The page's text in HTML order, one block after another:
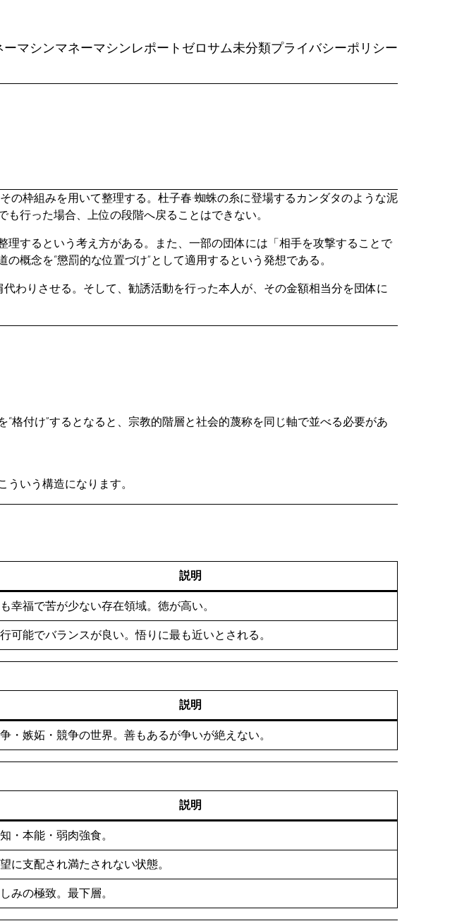
ーマシンマネーマシンレポート ゼロサム未分類プライバシーポリシー
の枠組みを用いて整理する。杜子春·蜘蛛の糸に登場するカンダタのような泥
行った場合、上位の段階へ戻ることはできない。
するという考え方がある。また、一部の団体には「相手を攻撃することで
概念を“懲罰的な位置づけ”として適用するという発想である。
わりさせる。そして、勧誘活動を行った本人が、その金額相当分を団体に
格付け”するとなると、宗教的階層と社会的蔑称を同じ軸で並べる必要があ
いう構造になります。
説明
幸福で苦が少ない存在領域。徳が高い。
可能でバランスが良い。悟りに最も近いとされる。
説明
・嫉妬・競争の世界。善もあるが争いが絶えない。
説明
・本能・弱肉強食。
に支配され満たされない状態。
みの極致。最下層。